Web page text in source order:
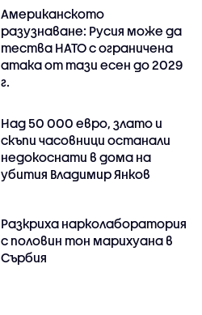
Американското
разузнаване: Русия може да
тества НАТО с ограничена
атака от тази есен до 2029
г.
Над 50 000 евро, злато и
скъпи часовници останали
недокоснати в дома на
убития Владимир Янков
Разкриха нарколаборатория
с половин тон марихуана в
Сърбия